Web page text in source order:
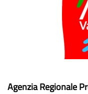
Agenzia Regionale